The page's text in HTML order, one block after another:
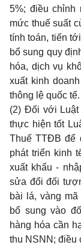
5%; điều chỉnh
mức thuế suất
tính toán, tiến
bổ sung quy
hóa, dịch vụ
xuất kinh
thông lệ quốc tế.
(2) Đối với Luật
thực hiện tốt
Thuế TTĐB để
phát triển kinh
xuất khẩu -
sửa đổi đối
bài lá, vàng
bổ sung vào
hàng hóa cần
thu NSNN; điều